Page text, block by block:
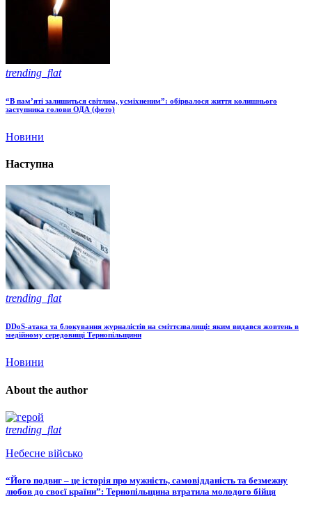
trending_flat
“В пам’яті залишиться світлим, усміхненим”: обірвалося життя колишнього
заступника голови ОДА (фото)
Новини
Наступна
trending_flat
DDoS-атака та блокування журналістів на сміттєзвалищі: яким видався жовтень в
медійному середовищі Тернопільщини
Новини
About the author
trending_flat
Небесне військо
“Його подвиг – це історія про мужність, самовідданість та безмежну
любов до своєї країни”: Тернопільщина втратила молодого бійця